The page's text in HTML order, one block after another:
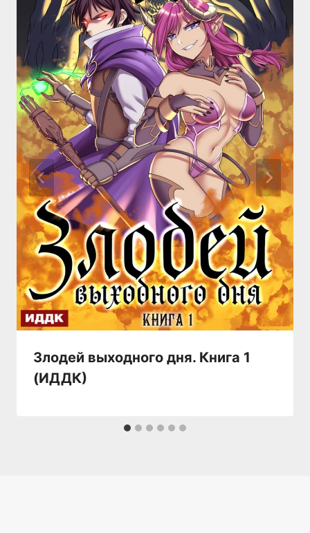
Злодей выходного дня. Книга 1
(ИДДК)